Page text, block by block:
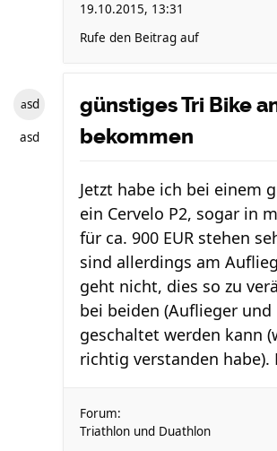
19.10.2015, 13:31
Rufe den Beitrag auf
asd
asd
günstiges Tri Bike
bekommen
Jetzt habe ich bei einem
ein Cervelo P2, sogar in
für ca. 900 EUR stehen
sind allerdings am
geht nicht, dies so zu
bei beiden (Auflieger und
geschaltet werden kann
richtig verstanden habe).
Forum:
Triathlon und Duathlon